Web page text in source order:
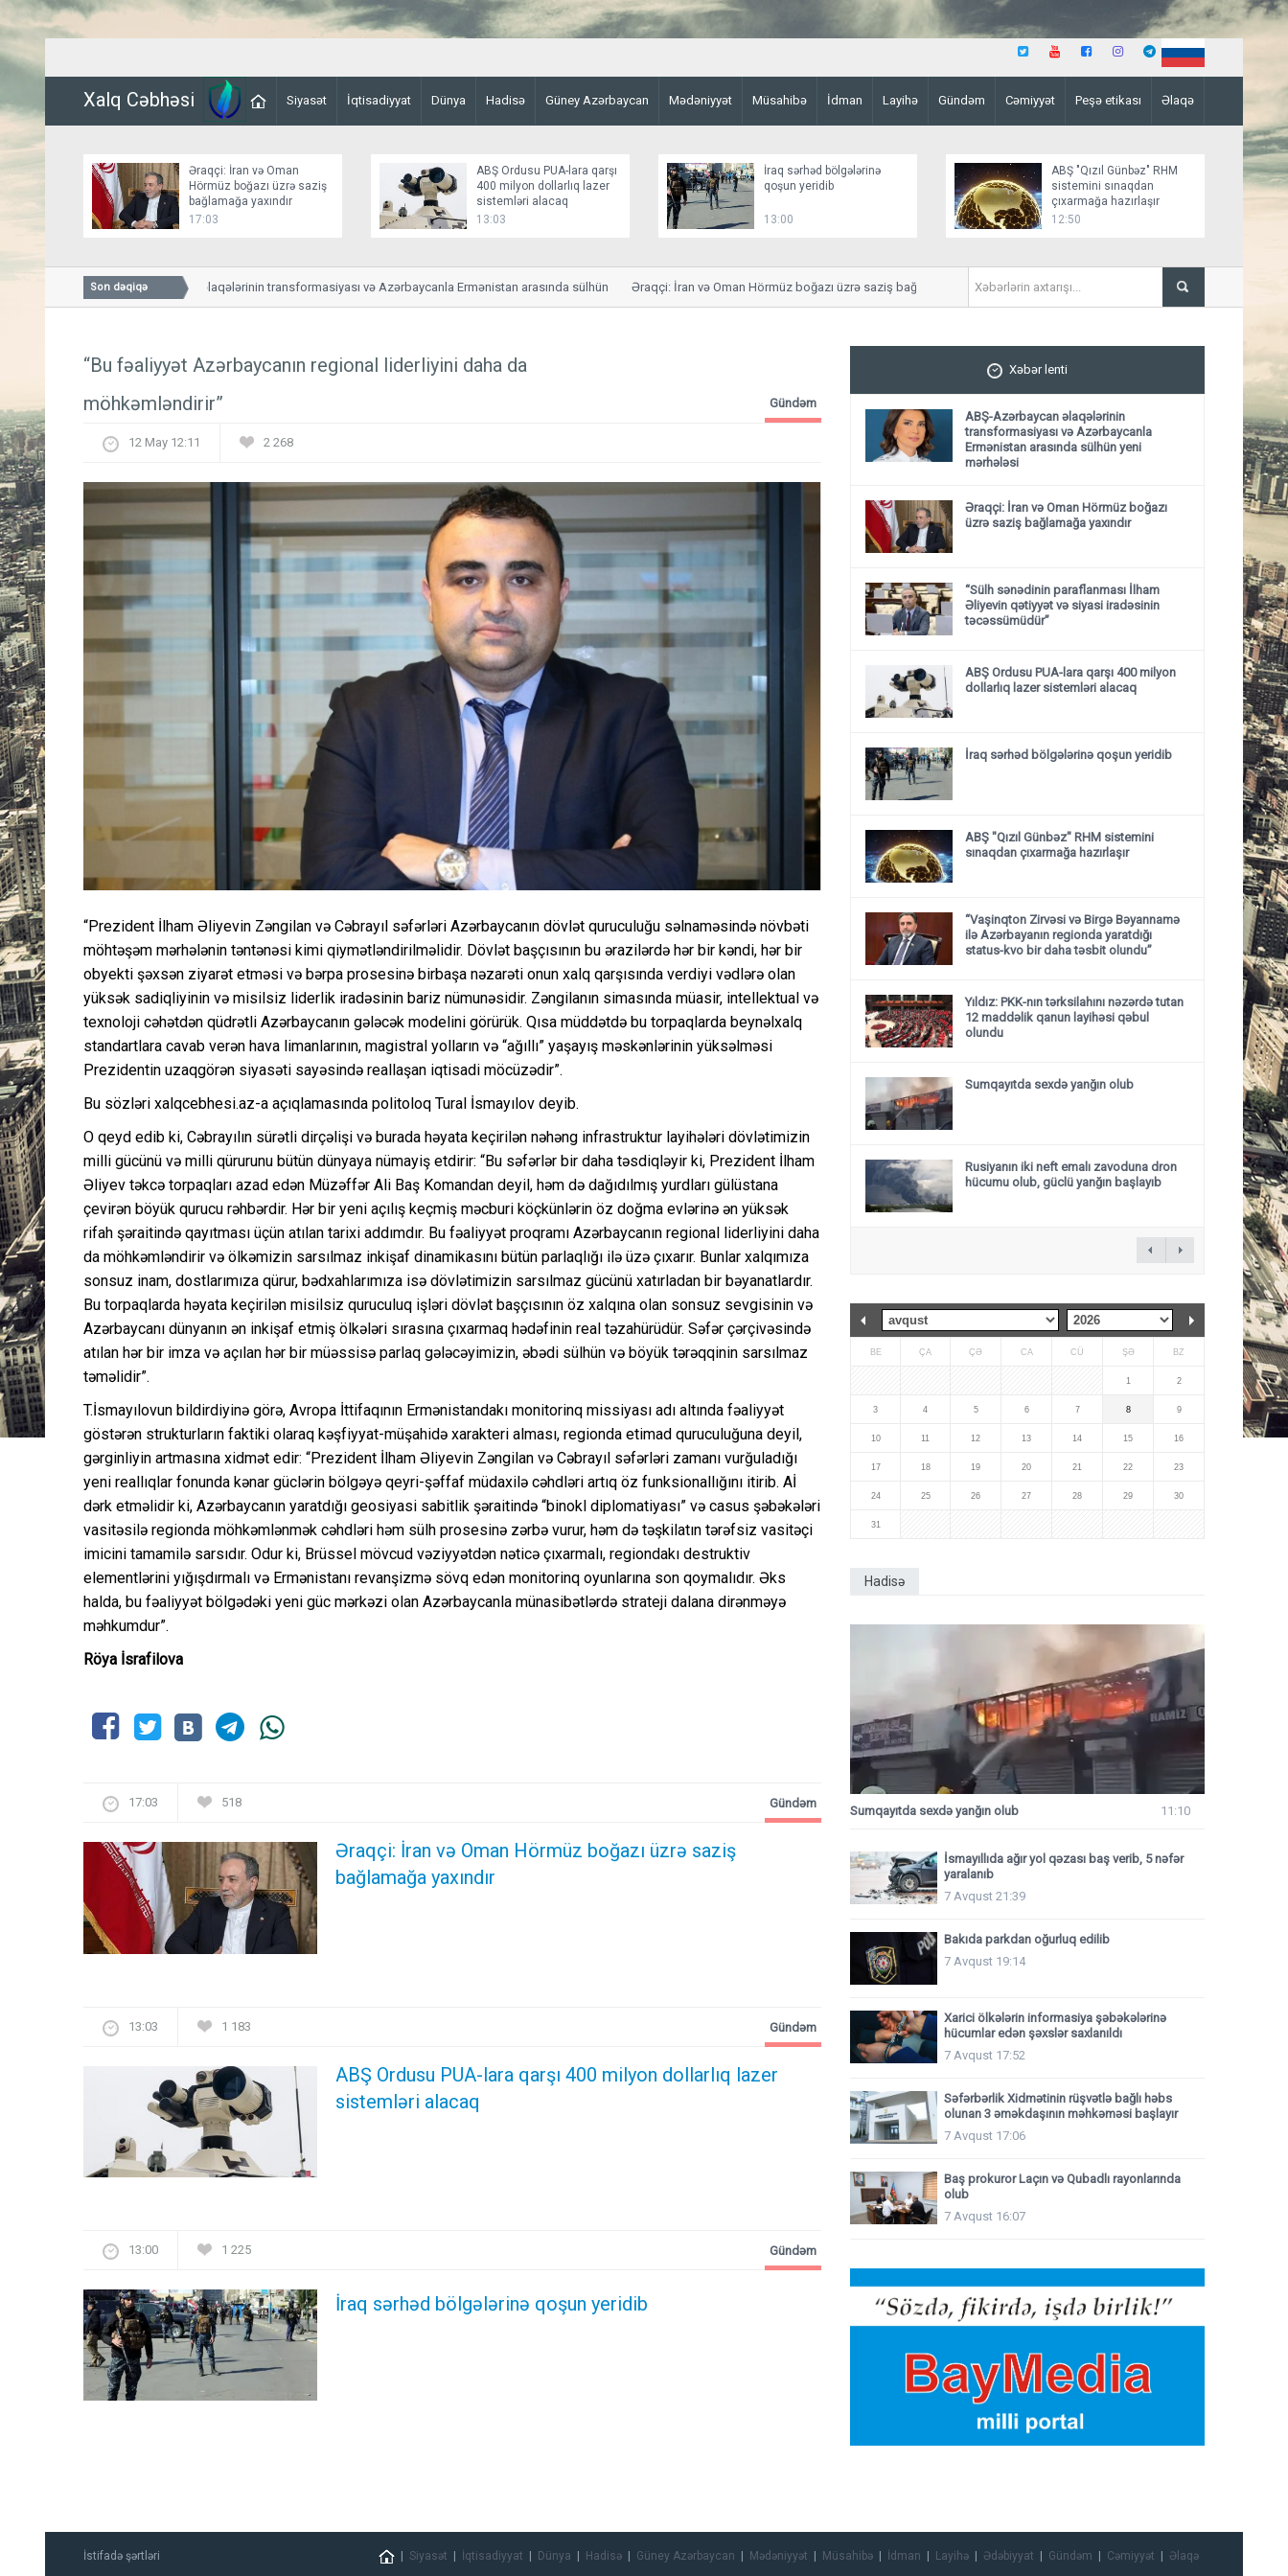
Xalq Cəbhəsi Siyasət İqtisadiyyat Dünya Hadisə Güney Azərbaycan Mədəniyyət Müsahibə İdman Layihə Gündəm Cəmiyyət Peşə etikası Əlaqə
Əraqçi: İran və Oman
Hörmüz boğazı üzrə saziş
bağlamağa yaxındır
17:03
ABŞ Ordusu PUA-lara qarşı
400 milyon dollarlıq lazer
sistemləri alacaq
13:03
İraq sərhəd bölgələrinə
qoşun yeridib
13:00
ABŞ "Qızıl Günbəz" RHM
sistemini sınaqdan
çıxarmağa hazırlaşır
12:50
Son dəqiqə
ABŞ-Azərbaycan əlaqələrinin transformasiyası və Azərbaycanla Ermənistan arasında sülhün
yeni mərhələsi
Əraqçi: İran və Oman Hörmüz boğazı üzrə saziş bağlamağa yaxındır “Sülh sənədinin
“Bu fəaliyyət Azərbaycanın regional liderliyini daha da
möhkəmləndirir”
Gündəm
12 May 12:11 2 268
“Prezident İlham Əliyevin Zəngilan və Cəbrayıl səfərləri Azərbaycanın dövlət quruculuğu səlnaməsində növbəti
möhtəşəm mərhələnin təntənəsi kimi qiymətləndirilməlidir. Dövlət başçısının bu ərazilərdə hər bir kəndi, hər bir
obyekti şəxsən ziyarət etməsi və bərpa prosesinə birbaşa nəzarəti onun xalq qarşısında verdiyi vədlərə olan
yüksək sadiqliyinin və misilsiz liderlik iradəsinin bariz nümunəsidir. Zəngilanın simasında müasir, intellektual və
texnoloji cəhətdən qüdrətli Azərbaycanın gələcək modelini görürük. Qısa müddətdə bu torpaqlarda beynəlxalq
standartlara cavab verən hava limanlarının, magistral yolların və “ağıllı” yaşayış məskənlərinin yüksəlməsi
Prezidentin uzaqgörən siyasəti sayəsində reallaşan iqtisadi möcüzədir”.
Bu sözləri xalqcebhesi.az-a açıqlamasında politoloq Tural İsmayılov deyib.
O qeyd edib ki, Cəbrayılın sürətli dirçəlişi və burada həyata keçirilən nəhəng infrastruktur layihələri dövlətimizin
milli gücünü və milli qürurunu bütün dünyaya nümayiş etdirir: “Bu səfərlər bir daha təsdiqləyir ki, Prezident İlham
Əliyev təkcə torpaqları azad edən Müzəffər Ali Baş Komandan deyil, həm də dağıdılmış yurdları gülüstana
çevirən böyük qurucu rəhbərdir. Hər bir yeni açılış keçmiş məcburi köçkünlərin öz doğma evlərinə ən yüksək
rifah şəraitində qayıtması üçün atılan tarixi addımdır. Bu fəaliyyət proqramı Azərbaycanın regional liderliyini daha
da möhkəmləndirir və ölkəmizin sarsılmaz inkişaf dinamikasını bütün parlaqlığı ilə üzə çıxarır. Bunlar xalqımıza
sonsuz inam, dostlarımıza qürur, bədxahlarımıza isə dövlətimizin sarsılmaz gücünü xatırladan bir bəyanatlardır.
Bu torpaqlarda həyata keçirilən misilsiz quruculuq işləri dövlət başçısının öz xalqına olan sonsuz sevgisinin və
Azərbaycanı dünyanın ən inkişaf etmiş ölkələri sırasına çıxarmaq hədəfinin real təzahürüdür. Səfər çərçivəsində
atılan hər bir imza və açılan hər bir müəssisə parlaq gələcəyimizin, əbədi sülhün və böyük tərəqqinin sarsılmaz
təməlidir”.
T.İsmayılovun bildirdiyinə görə, Avropa İttifaqının Ermənistandakı monitorinq missiyası adı altında fəaliyyət
göstərən strukturların faktiki olaraq kəşfiyyat-müşahidə xarakteri alması, regionda etimad quruculuğuna deyil,
gərginliyin artmasına xidmət edir: “Prezident İlham Əliyevin Zəngilan və Cəbrayıl səfərləri zamanı vurğuladığı
yeni reallıqlar fonunda kənar güclərin bölgəyə qeyri-şəffaf müdaxilə cəhdləri artıq öz funksionallığını itirib. Aİ
dərk etməlidir ki, Azərbaycanın yaratdığı geosiyasi sabitlik şəraitində “binokl diplomatiyası” və casus şəbəkələri
vasitəsilə regionda möhkəmlənmək cəhdləri həm sülh prosesinə zərbə vurur, həm də təşkilatın tərəfsiz vasitəçi
imicini tamamilə sarsıdır. Odur ki, Brüssel mövcud vəziyyətdən nəticə çıxarmalı, regiondakı destruktiv
elementlərini yığışdırmalı və Ermənistanı revanşizmə sövq edən monitorinq oyunlarına son qoymalıdır. Əks
halda, bu fəaliyyət bölgədəki yeni güc mərkəzi olan Azərbaycanla münasibətlərdə strateji dalana dirənməyə
məhkumdur”.
Röya İsrafilova
17:03 518
Əraqçi: İran və Oman Hörmüz boğazı üzrə saziş
bağlamağa yaxındır
Gündəm
13:03 1 183
ABŞ Ordusu PUA-lara qarşı 400 milyon dollarlıq lazer
sistemləri alacaq
Gündəm
13:00 1 225
İraq sərhəd bölgələrinə qoşun yeridib
Gündəm
Xəbər lenti
ABŞ-Azərbaycan əlaqələrinin
transformasiyası və Azərbaycanla
Ermənistan arasında sülhün yeni
mərhələsi
Əraqçi: İran və Oman Hörmüz boğazı
üzrə saziş bağlamağa yaxındır
“Sülh sənədinin paraflanması İlham
Əliyevin qətiyyət və siyasi iradəsinin
təcəssümüdür”
ABŞ Ordusu PUA-lara qarşı 400 milyon
dollarlıq lazer sistemləri alacaq
İraq sərhəd bölgələrinə qoşun yeridib
ABŞ "Qızıl Günbəz" RHM sistemini
sınaqdan çıxarmağa hazırlaşır
“Vaşinqton Zirvəsi və Birgə Bəyannamə
ilə Azərbayanın regionda yaratdığı
status-kvo bir daha təsbit olundu”
Yıldız: PKK-nın tərksilahını nəzərdə tutan
12 maddəlik qanun layihəsi qəbul
olundu ​​​​​​​
Sumqayıtda sexdə yanğın olub
Rusiyanın iki neft emalı zavoduna dron
hücumu olub, güclü yanğın başlayıb
BE ÇA ÇƏ CA CÜ ŞƏ BZ
1 2
3 4 5 6 7 8 9
10 11 12 13 14 15 16
17 18 19 20 21 22 23
24 25 26 27 28 29 30
31
Hadisə
Sumqayıtda sexdə yanğın olub 11:10
İsmayıllıda ağır yol qəzası baş verib, 5 nəfər
yaralanıb
7 Avqust 21:39
Bakıda parkdan oğurluq edilib
7 Avqust 19:14
Xarici ölkələrin informasiya şəbəkələrinə
hücumlar edən şəxslər saxlanıldı
7 Avqust 17:52
Səfərbərlik Xidmətinin rüşvətlə bağlı həbs
olunan 3 əməkdaşının məhkəməsi başlayır
7 Avqust 17:06
Baş prokuror Laçın və Qubadlı rayonlarında
olub
7 Avqust 16:07
Siyasət İqtisadiyyat Dünya Hadisə Güney Azərbaycan Mədəniyyət Müsahibə İdman Layihə Ədəbiyyat Gündəm Cəmiyyət Əlaqə
İstifadə şərtləri